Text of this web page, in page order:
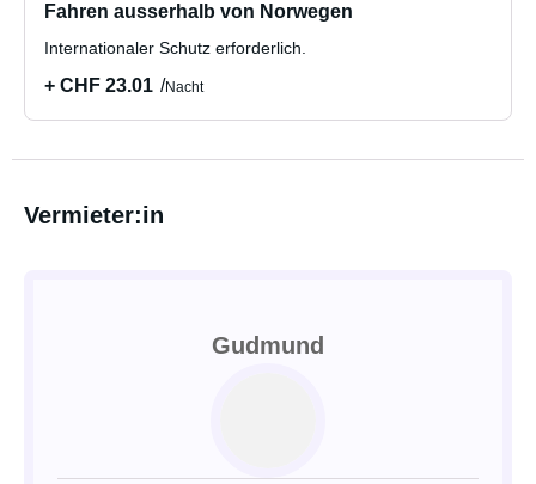
Fahren ausserhalb von Norwegen
Internationaler Schutz erforderlich.
+ CHF 23.01 Nacht
Vermieter:in
Gudmund